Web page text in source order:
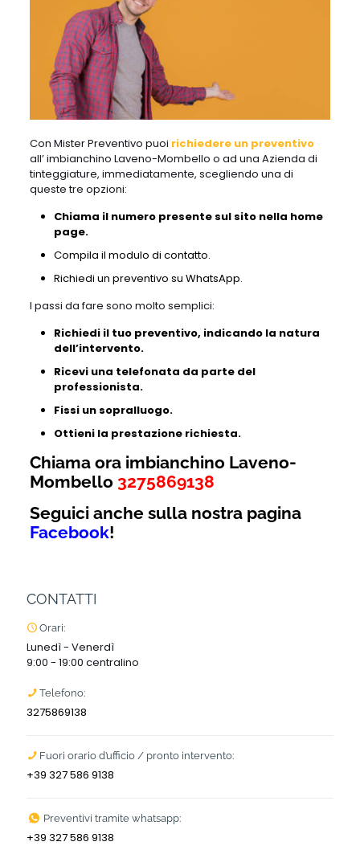
Con Mister Preventivo puoi richiedere un preventivo
all’ imbianchino Laveno-Mombello o ad una Azienda di
tinteggiature, immediatamente, scegliendo una di
queste tre opzioni:
Chiama il numero presente sul sito nella home
page.
Compila il modulo di contatto.
Richiedi un preventivo su WhatsApp.
I passi da fare sono molto semplici:
Richiedi il tuo preventivo, indicando la natura
dell’intervento.
Ricevi una telefonata da parte del
professionista.
Fissi un sopralluogo.
Ottieni la prestazione richiesta.
Chiama ora imbianchino Laveno-
Mombello 3275869138
Seguici anche sulla nostra pagina
Facebook!
CONTATTI
Orari:
Lunedì - Venerdì
9:00 - 19:00 centralino
Telefono:
3275869138
Fuori orario d’ufficio / pronto intervento:
+39 327 586 9138
Preventivi tramite whatsapp:
+39 327 586 9138